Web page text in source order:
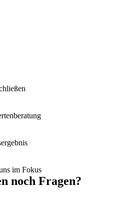
im Fokus
noch Fragen?